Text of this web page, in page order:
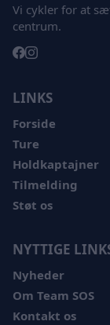
Vi cykler for at
centrum.
LINKS
Forside
Ture
Holdkaptajner
Tilmelding
Støt os
NYTTIGE
Nyheder
Om Team SOS
Kontakt os